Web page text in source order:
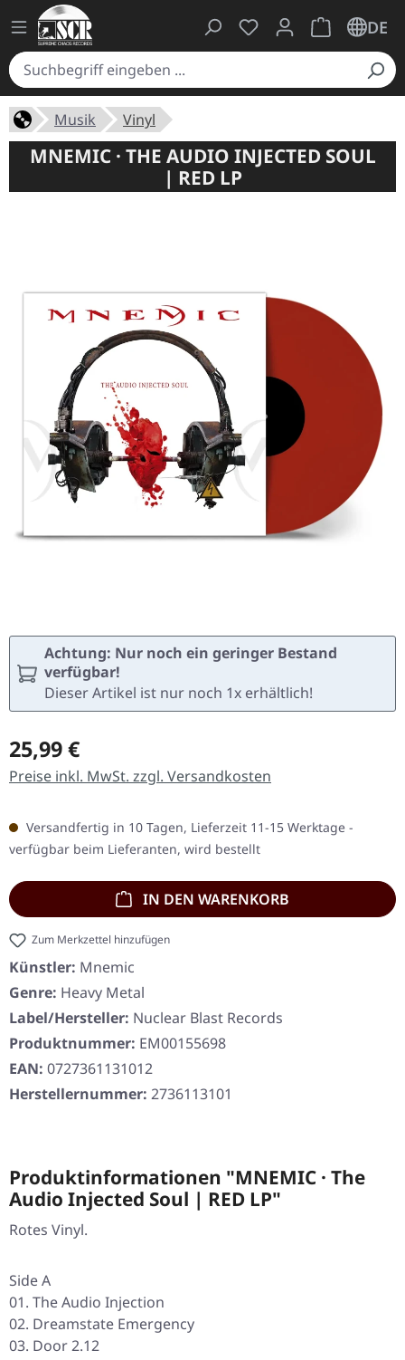
Du hast 0 Produkte
Warenkorb
DE
Musik Vinyl
MNEMIC · THE AUDIO INJECTED SOUL
| RED LP
Achtung: Nur noch ein geringer Bestand
verfügbar!
Dieser Artikel ist nur noch 1x erhältlich!
Regulärer Preis:
25,99 €
Preise inkl. MwSt. zzgl. Versandkosten
Versandfertig in 10 Tagen, Lieferzeit 11-15 Werktage -
verfügbar beim Lieferanten, wird bestellt
IN DEN WARENKORB
Zum Merkzettel hinzufügen
Künstler: Mnemic
Genre: Heavy Metal
Label/Hersteller: Nuclear Blast Records
Produktnummer: EM00155698
EAN: 0727361131012
Herstellernummer: 2736113101
Produktinformationen "MNEMIC · The
Audio Injected Soul | RED LP"
Rotes Vinyl.
Side A
01. The Audio Injection
02. Dreamstate Emergency
03. Door 2.12